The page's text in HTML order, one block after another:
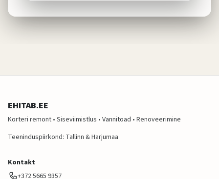
EHITAB.EE
Korteri remont • Siseviimistlus • Vannitoad • Renoveerimine
Teeninduspiirkond: Tallinn & Harjumaa
Kontakt
+372 5665 9357